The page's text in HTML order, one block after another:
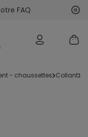
FAQ
- chaussettes collant